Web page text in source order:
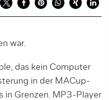
war.
das kein Computer
in der MACup-
in Grenzen. MP3-Player